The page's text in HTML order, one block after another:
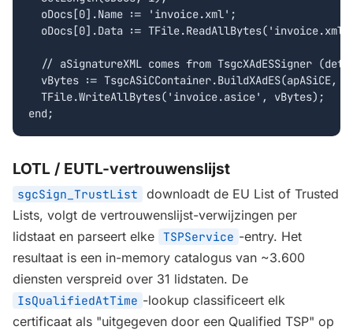
  oDocs[0].Name := 'invoice.xml';
oDocs[0].Data :=
// aSignatureXML comes from TsgcXAdESSigner
vBytes := TsgcASiCContainer.BuildXAdES(apASiCE,
  TFile.WriteAllBytes('invoice.asice', vBytes);
end;
LOTL / EUTL-vertrouwenslijst
sgcSign_TrustList
downloadt de EU List of Trusted
Lists, volgt de vertrouwenslijst-verwijzingen per
lidstaat en parseert elke TSPService -entry. Het
resultaat is een in-memory catalogus van ~3.600
diensten verspreid over 31 lidstaten. De
IsQualifiedAtTime -lookup classificeert elk
certificaat als "uitgegeven door een Qualified TSP" op